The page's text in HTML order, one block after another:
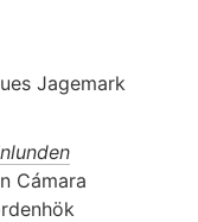
Jagemark
Cámara